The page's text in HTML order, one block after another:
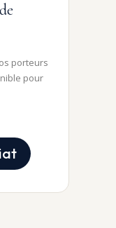
porteurs
pour